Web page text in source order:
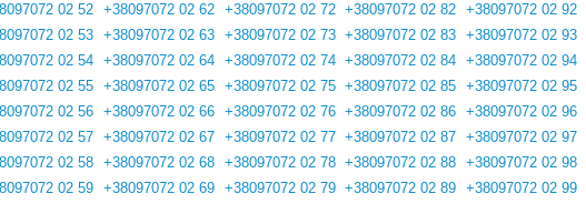
02 52
02 53
02 54
02 55
02 56
02 57
02 58
02 59
+38097072 02 62
+38097072 02 63
+38097072 02 64
+38097072 02 65
+38097072 02 66
+38097072 02 67
+38097072 02 68
+38097072 02 69
+38097072 02 72
+38097072 02 73
+38097072 02 74
+38097072 02 75
+38097072 02 76
+38097072 02 77
+38097072 02 78
+38097072 02 79
+38097072 02 82
+38097072 02 83
+38097072 02 84
+38097072 02 85
+38097072 02 86
+38097072 02 87
+38097072 02 88
+38097072 02 89
+38097072 02 92
+38097072 02 93
+38097072 02 94
+38097072 02 95
+38097072 02 96
+38097072 02 97
+38097072 02 98
+38097072 02 99